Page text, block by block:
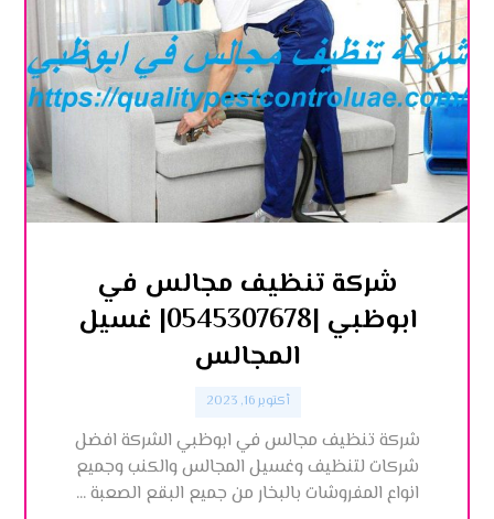
شركة تنظيف مجالس في
ابوظبي |0545307678| غسيل
المجالس
أكتوبر 16, 2023
شركة تنظيف مجالس في ابوظبي الشركة افضل
شركات لتنظيف وغسيل المجالس والكنب وجميع
انواع المفروشات بالبخار من جميع البقع الصعبة ...